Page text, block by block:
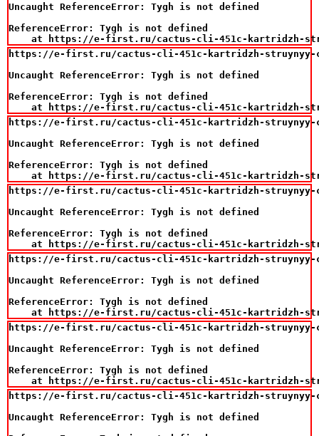
Uncaught ReferenceError: Tygh is not defined
ReferenceError: Tygh is not defined
at https://e-first.ru/cactus-cli-451c-kartridzh-
https://e-first.ru/cactus-cli-451c-kartridzh-struynyy-cs-
Uncaught ReferenceError: Tygh is not defined
ReferenceError: Tygh is not defined
at https://e-first.ru/cactus-cli-451c-kartridzh-
https://e-first.ru/cactus-cli-451c-kartridzh-struynyy-cs-
Uncaught ReferenceError: Tygh is not defined
ReferenceError: Tygh is not defined
at https://e-first.ru/cactus-cli-451c-kartridzh-
https://e-first.ru/cactus-cli-451c-kartridzh-struynyy-cs-
Uncaught ReferenceError: Tygh is not defined
ReferenceError: Tygh is not defined
at https://e-first.ru/cactus-cli-451c-kartridzh-
https://e-first.ru/cactus-cli-451c-kartridzh-struynyy-cs-
Uncaught ReferenceError: Tygh is not defined
ReferenceError: Tygh is not defined
at https://e-first.ru/cactus-cli-451c-kartridzh-
https://e-first.ru/cactus-cli-451c-kartridzh-struynyy-cs-
Uncaught ReferenceError: Tygh is not defined
ReferenceError: Tygh is not defined
at https://e-first.ru/cactus-cli-451c-kartridzh-
https://e-first.ru/cactus-cli-451c-kartridzh-struynyy-cs-
Uncaught ReferenceError: Tygh is not defined